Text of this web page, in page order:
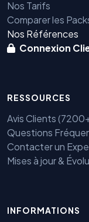
Nos Tarifs
Comparer les
Nos Références
Connexion
RESSOURCES
Avis Clients
Questions
Contacter un
Mises à jour &
INFORMATIONS